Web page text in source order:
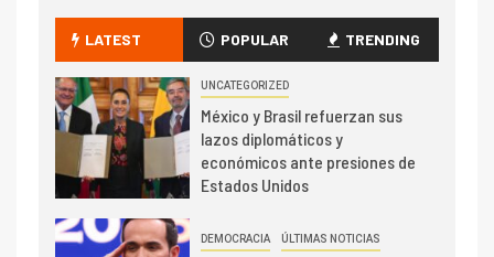
LATEST POPULAR TRENDING
UNCATEGORIZED
México y Brasil refuerzan sus
lazos diplomáticos y
económicos ante presiones de
Estados Unidos
DEMOCRACIA ÚLTIMAS NOTICIAS